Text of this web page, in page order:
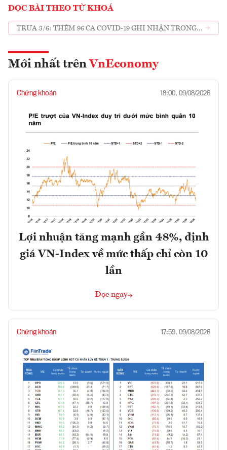
ĐỌC BÀI THEO TỪ KHOÁ
TRƯA 3/6: THÊM 96 CA COVID-19 GHI NHẬN TRONG
Mới nhất trên VnEconomy
Chứng khoán 18:00, 09/08/2026
Lợi nhuận tăng mạnh gần 48%, định
giá VN-Index về mức thấp chỉ còn 10
lần
Đọc ngay
Chứng khoán 17:59, 09/08/2026